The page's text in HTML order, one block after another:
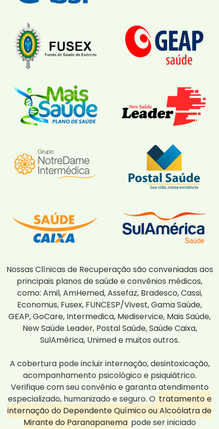
Nossas Clínicas de Recuperação são conveniadas aos
principais planos de saúde e convênios médicos,
como: Amil, AmHemed, Assefaz, Bradesco, Cassi,
Economus, Fusex, FUNCESP/Vivest, Gama Saúde,
GEAP, GoCare, Intermedica, Mediservice, Mais Saúde,
New Saúde Leader, Postal Saúde, Saúde Caixa,
SulAmérica, Unimed e muitos outros.
A cobertura pode incluir internação, desintoxicação,
acompanhamento psicológico e psiquiátrico.
Verifique com seu convênio e garanta atendimento
especializado, humanizado e seguro. O tratamento e
internação do Dependente Químico ou Alcoólatra de
Mirante do Paranapanema pode ser iniciado